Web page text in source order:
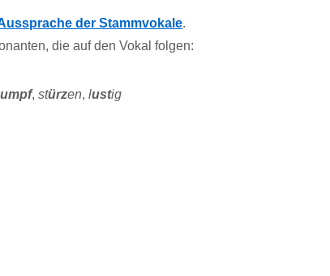
der Stammvokale.
die auf den Vokal folgen:
umpf,stürzen,lustig